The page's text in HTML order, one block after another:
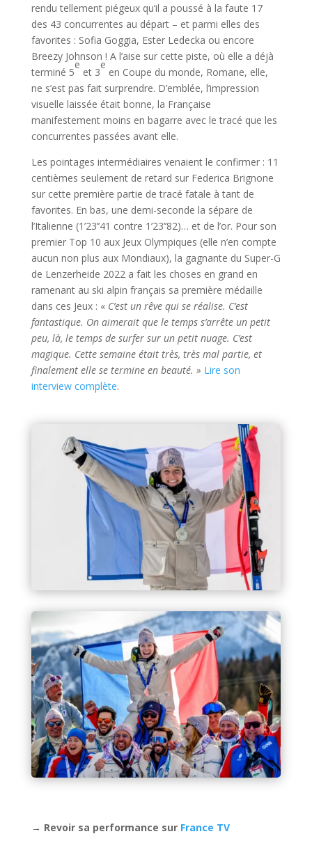
rendu tellement piégeux qu’il a poussé à la faute 17
des 43 concurrentes au départ – et parmi elles des
favorites : Sofia Goggia, Ester Ledecka ou encore
Breezy Johnson ! A l’aise sur cette piste, où elle a déjà
terminé 5
e
et 3
e
en Coupe du monde, Romane, elle,
ne s’est pas fait surprendre. D’emblée, l’impression
visuelle laissée était bonne, la Française
manifestement moins en bagarre avec le tracé que les
concurrentes passées avant elle.
Les pointages intermédiaires venaient le confirmer : 11
centièmes seulement de retard sur Federica Brignone
sur cette première partie de tracé fatale à tant de
favorites. En bas, une demi-seconde la sépare de
l’Italienne (1’23’’41 contre 1’23’’82)… et de l’or. Pour son
premier Top 10 aux Jeux Olympiques (elle n’en compte
aucun non plus aux Mondiaux), la gagnante du Super-G
de Lenzerheide 2022 a fait les choses en grand en
ramenant au ski alpin français sa première médaille
dans ces Jeux : « C’est un rêve qui se réalise. C’est
fantastique. On aimerait que le temps s’arrête un petit
peu, là, le temps de surfer sur un petit nuage. C’est
magique. Cette semaine était très, très mal partie, et
finalement elle se termine en beauté. » Lire son
interview complète.
→ Revoir sa performance sur France TV